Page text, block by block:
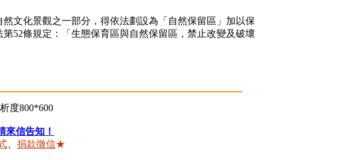
化景觀之一部分，得依法劃設為「自然保留區」加以保
52條規定：「生態保育區與自然保留區，禁止改變及破壞
度800*600
來信告知！
捐款徵信★